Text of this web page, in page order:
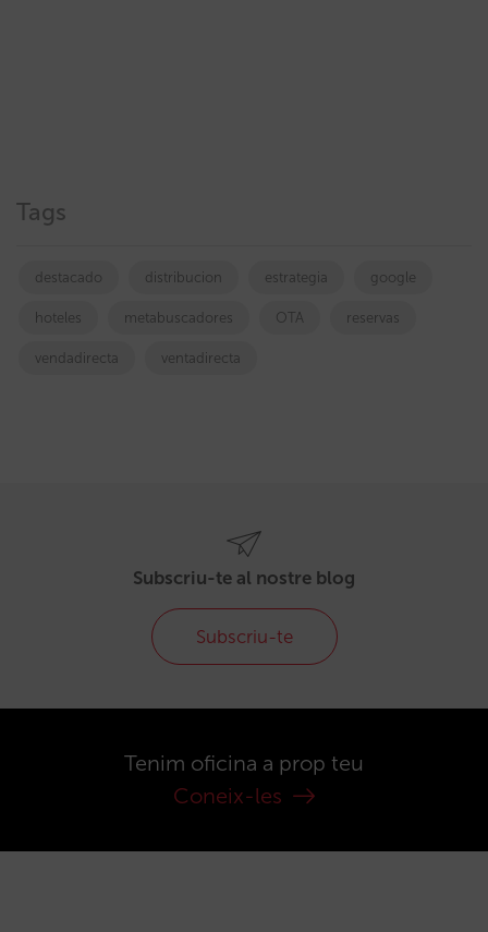
Tags
destacado distribucion estrategia google
hoteles metabuscadores OTA reservas
vendadirecta ventadirecta
Subscriu-te al nostre blog
Subscriu-te
Tenim oficina a prop teu
Coneix-les